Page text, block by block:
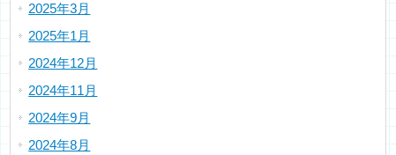
2025年3月
2025年1月
2024年12月
2024年11月
2024年9月
2024年8月